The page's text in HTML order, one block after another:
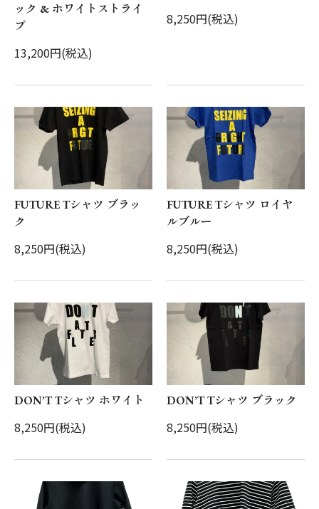
ック & ホワイトストライ
プ
13,200円(税込)
8,250円(税込)
FUTURE Tシャツ ブラッ
ク
8,250円(税込)
FUTURE Tシャツ ロイヤ
ルブルー
8,250円(税込)
DON’T Tシャツ ホワイト
8,250円(税込)
DON’T Tシャツ ブラック
8,250円(税込)